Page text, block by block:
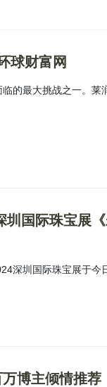
球财富网
的最大挑战之一。莱
圳国际珠宝展
深圳国际珠宝展于今
博主倾情推荐